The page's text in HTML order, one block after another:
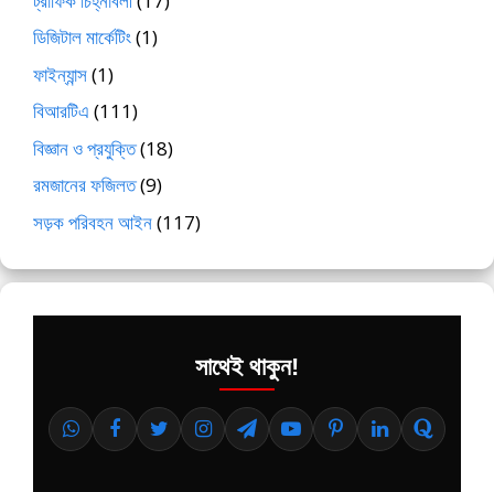
ডিজিটাল মার্কেটিং(1)
ফাইন্যান্স(1)
বিআরটিএ (111)
বিজ্ঞান ও প্রযুক্তি(18)
রমজানের ফজিলত(9)
সড়ক পরিবহন আইন(117)
সাথেই থাকুন!